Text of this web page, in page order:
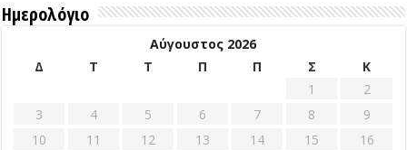
Ημερολόγιο
Αύγουστος 2026
Δ
Τ Τ Π Π Σ
Κ
1
2
3
4 5 6 7 8
9
10
11 12 13 14 15
16